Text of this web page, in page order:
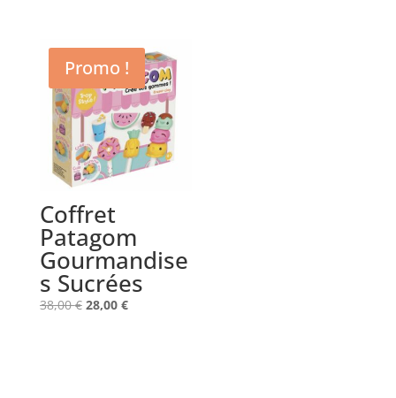
Promo !
Coffret
Patagom
Gourmandise
s Sucrées
38,00€ Le
28,00 €Le